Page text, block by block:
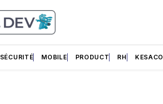
SÉCURITÉ MOBILE PRODUCT RH KESACO